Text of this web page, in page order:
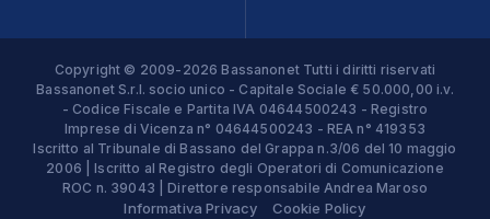
Copyright © 2009-2026 Bassanonet Tutti i diritti riservati
Bassanonet S.r.l. socio unico - Capitale Sociale € 50.000,00 i.v.
- Codice Fiscale e Partita IVA 04644500243 - Registro
Imprese di Vicenza n° 04644500243 - REA n° 419353
Iscritto al Tribunale di Bassano del Grappa n.3/06 del 10 maggio
2006 | Iscritto al Registro degli Operatori di Comunicazione
ROC n. 39043 | Direttore responsabile Andrea Maroso
Informativa Privacy Cookie Policy